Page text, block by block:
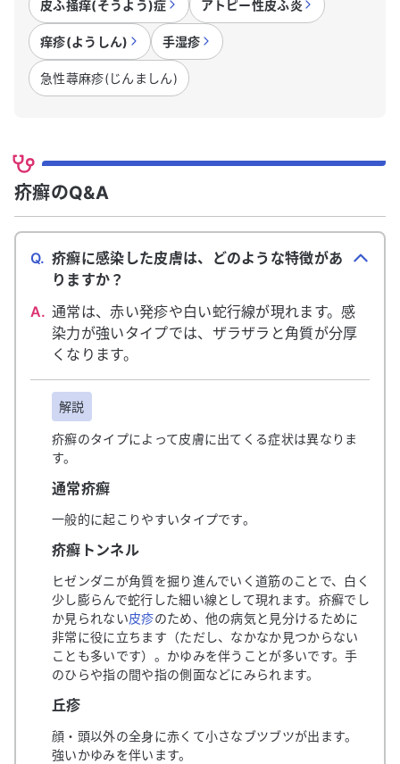
皮ふ掻痒(そうよう)症 アトピー性皮ふ炎
痒疹(ようしん) 手湿疹
急性蕁麻疹(じんましん)
疥癬のQ&A
Q. 疥癬に感染した皮膚は、どのような特徴があ
りますか？
A. 通常は、赤い発疹や白い蛇行線が現れます。感
染力が強いタイプでは、ザラザラと角質が分厚
くなります。
解説
疥癬のタイプによって皮膚に出てくる症状は異なりま
す。
通常疥癬
一般的に起こりやすいタイプです。
疥癬トンネル
ヒゼンダニが角質を掘り進んでいく道筋のことで、白く
少し膨らんで蛇行した細い線として現れます。疥癬でし
か見られない皮疹のため、他の病気と見分けるために
非常に役に立ちます（ただし、なかなか見つからない
ことも多いです）。かゆみを伴うことが多いです。手
のひらや指の間や指の側面などにみられます。
丘疹
顔・頭以外の全身に赤くて小さなブツブツが出ます。
強いかゆみを伴います。